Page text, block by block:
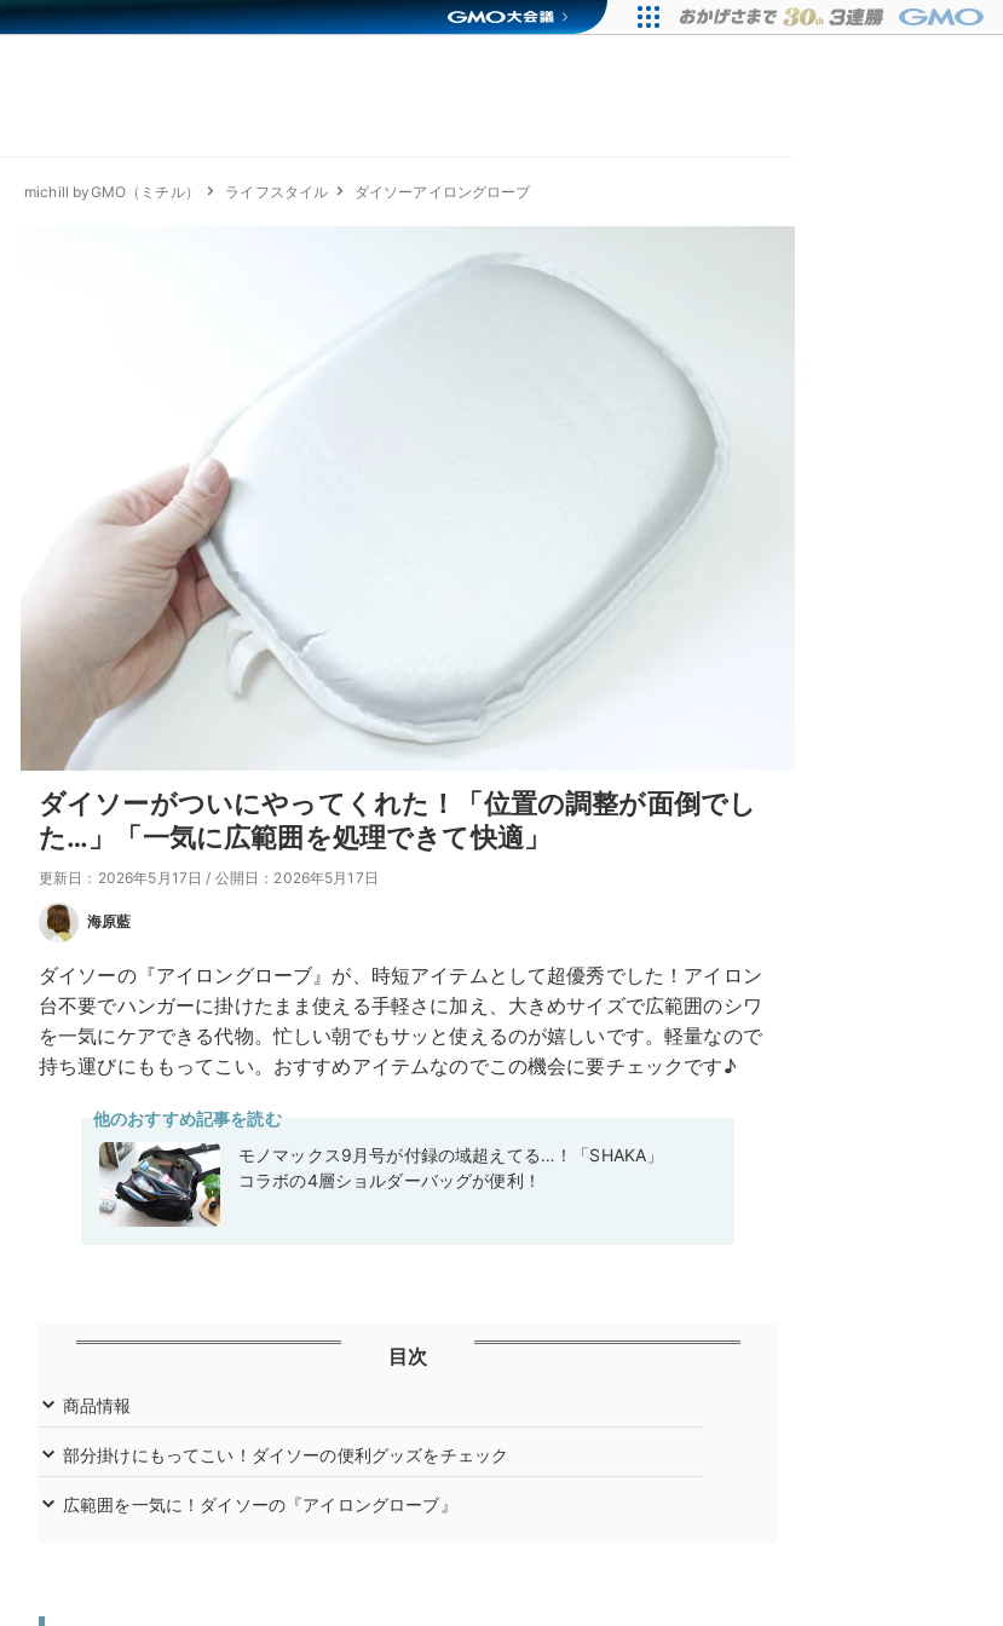
michill byGMO（ミチル） ライフスタイル ダイソーアイロングローブ
ダイソーがついにやってくれた！「位置の調整が面倒でし
た…」「一気に広範囲を処理できて快適」
更新日：2026年5月17日 / 公開日：2026年5月17日
海原藍
ダイソーの『アイロングローブ』が、時短アイテムとして超優秀でした！アイロン
台不要でハンガーに掛けたまま使える手軽さに加え、大きめサイズで広範囲のシワ
を一気にケアできる代物。忙しい朝でもサッと使えるのが嬉しいです。軽量なので
持ち運びにももってこい。おすすめアイテムなのでこの機会に要チェックです♪
他のおすすめ記事を読む
モノマックス9月号が付録の域超えてる…！「SHAKA」
コラボの4層ショルダーバッグが便利！
目次
商品情報
部分掛けにもってこい！ダイソーの便利グッズをチェック
広範囲を一気に！ダイソーの『アイロングローブ』